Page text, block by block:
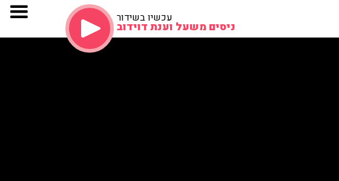
עכשיו בשידור
ניסים משעל וענת דוידוב